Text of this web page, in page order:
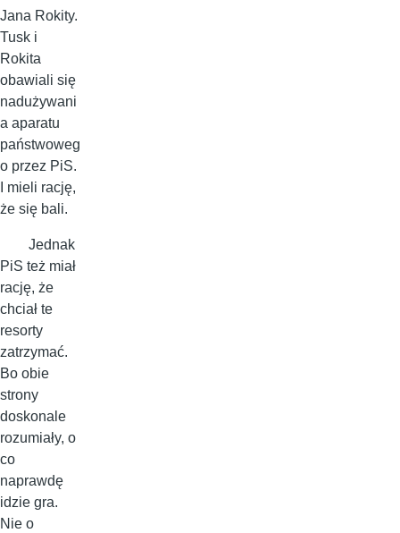
Jana Rokity.
Tusk i
Rokita
obawiali się
nadużywani
a aparatu
państwoweg
o przez PiS.
I mieli rację,
że się bali.
Jednak
PiS też miał
rację, że
chciał te
resorty
zatrzymać.
Bo obie
strony
doskonale
rozumiały, o
co
naprawdę
idzie gra.
Nie o